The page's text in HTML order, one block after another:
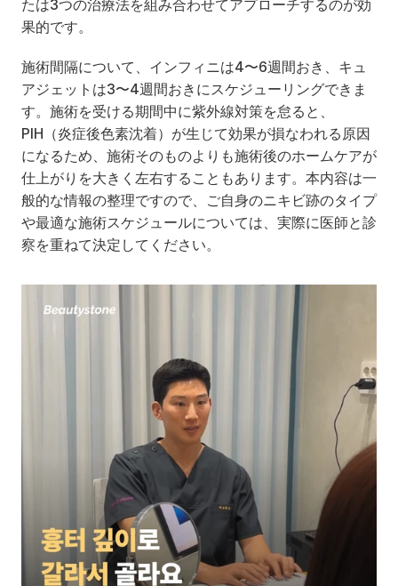
たは3つの治療法を組み合わせてアプローチするのが効
果的です。
施術間隔について、インフィニは4〜6週間おき、キュ
アジェットは3〜4週間おきにスケジューリングできま
す。施術を受ける期間中に紫外線対策を怠ると、
PIH（炎症後色素沈着）が生じて効果が損なわれる原因
になるため、施術そのものよりも施術後のホームケアが
仕上がりを大きく左右することもあります。本内容は一
般的な情報の整理ですので、ご自身のニキビ跡のタイプ
や最適な施術スケジュールについては、実際に医師と診
察を重ねて決定してください。